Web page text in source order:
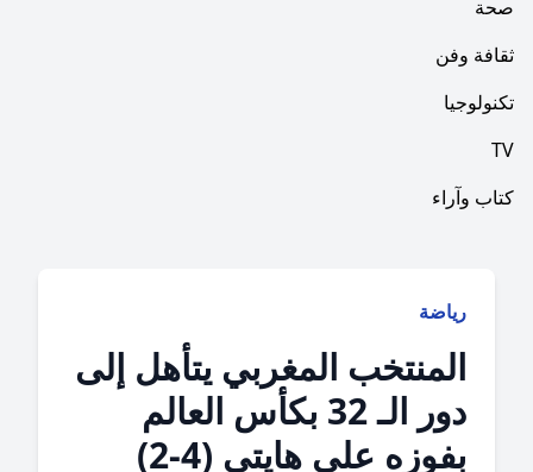
المغربي يتأهل إلى
دور الـ 32 بكأس العالم
على هايتي (4-2)